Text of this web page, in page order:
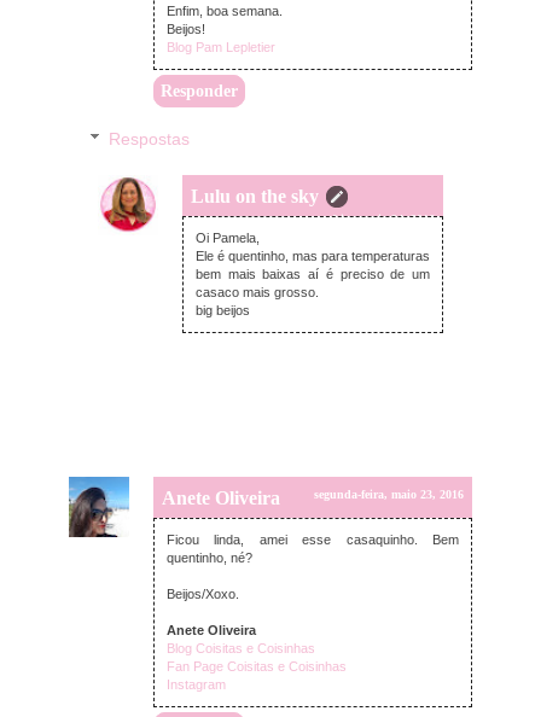
Enfim, boa semana.
Beijos!
Blog Pam Lepletier
Responder
Respostas
Lulu on the sky
terça-feira, maio 24, 2016
Oi Pamela,
Ele é quentinho, mas para temperaturas
bem mais baixas aí é preciso de um
casaco mais grosso.
big beijos
Anete Oliveira segunda-feira, maio 23, 2016
Ficou linda, amei esse casaquinho. Bem
quentinho, né?
Beijos/Xoxo.
Anete Oliveira
Blog Coisitas e Coisinhas
Fan Page Coisitas e Coisinhas
Instagram